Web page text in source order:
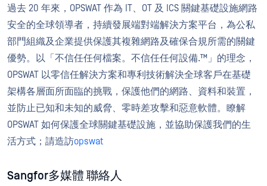
過去 20 年來，OPSWAT 作為 IT、OT 及 ICS 關鍵基礎設施網路
安全的全球領導者，持續發展端對端解決方案平台，為公私
部門組織及企業提供保護其複雜網路及確保合規所需的關鍵
優勢。以「不信任任何檔案。不信任任何設備.™」的理念，
OPSWAT 以零信任解決方案和專利技術解決全球客戶在基礎
架構各層面所面臨的挑戰，保護他們的網路、資料和裝置，
並防止已知和未知的威脅、零時差攻擊和惡意軟體。瞭解
OPSWAT 如何保護全球關鍵基礎設施，並協助保護我們的生
活方式；請造訪opswat
Sangfor多媒體 聯絡人